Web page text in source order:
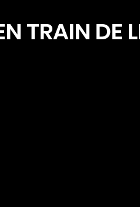
TRAIN DE